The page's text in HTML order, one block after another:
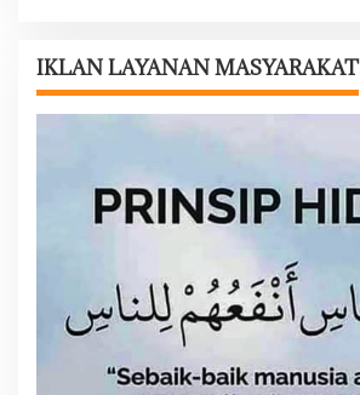
s
i
IKLAN LAYANAN MASYARAKAT